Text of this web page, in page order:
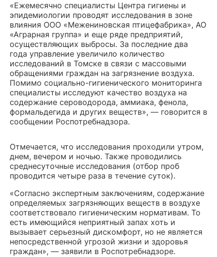
«Ежемесячно специалисты Центра гигиены и
эпидемиологии проводят исследования в зоне
влияния ООО «Межениновская птицефабрика», АО
«Аграрная группа» и еще ряде предприятий,
осуществляющих выбросы. За последние два
года управление увеличило количество
исследований в Томске в связи с массовыми
обращениями граждан на загрязнение воздуха.
Помимо социально-гигиенического мониторинга
специалисты исследуют качество воздуха на
содержание сероводорода, аммиака, фенола,
формальдегида и других веществ», — говорится в
сообщении Роспотребнадзора.
Отмечается, что исследования проходили утром,
днем, вечером и ночью. Также проводились
среднесуточные исследования (отбор проб
проводится четыре раза в течение суток).
«Согласно экспертным заключениям, содержание
определяемых загрязняющих веществ в воздухе
соответствовало гигиеническим нормативам. То
есть имеющийся неприятный запах хоть и
вызывает серьезный дискомфорт, но не является
непосредственной угрозой жизни и здоровья
граждан», — заявили в Роспотребнадзоре.